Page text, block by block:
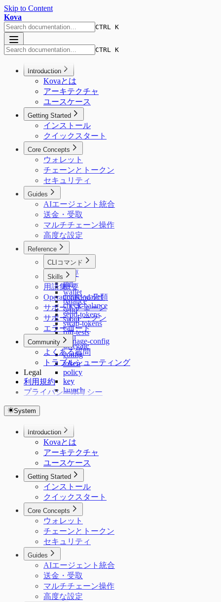
Skip to Content
Kova
CTRL K
CTRL K
Introduction
Kovaとは
アーキテクチャ
ユースケース
Getting Started
インストール
クイックスタート
Core Concepts
ウォレット
チェーンとトークン
セキュリティ
Guides
AIエージェント統合
送金・受取
マルチチェーン操作
高度な設定
Reference
CLIコマンド
概要
init
wallet
balance
send
swap
call
sign
delegate
config
token
policy
key
launch
terms
Skills
概要
create-wallet
check-balance
send-tokens
swap-tokens
run-tests
manage-config
用語集
OperationKind 分類
サポートチェーン
サポートトークン
エラーコード
Community
よくある質問
トラブルシューティング
Legal
利用規約
プライバシーポリシー
System
Introduction
Kovaとは
アーキテクチャ
ユースケース
Getting Started
インストール
クイックスタート
Core Concepts
ウォレット
チェーンとトークン
セキュリティ
Guides
AIエージェント統合
送金・受取
マルチチェーン操作
高度な設定